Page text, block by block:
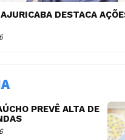
DESTACA
PREVÊ ALTA DE